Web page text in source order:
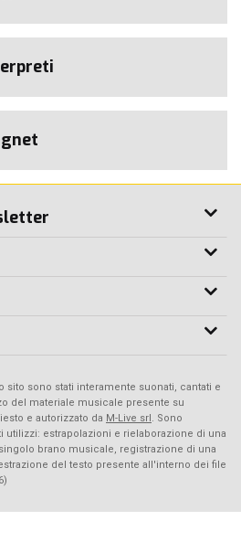
sito sono stati interamente suonati, cantati e
del materiale musicale presente su
e autorizzato da M-Live srl . Sono
utilizzi: estrapolazioni e rielaborazione di una
brano musicale, registrazione di una
del testo presente all'interno dei file